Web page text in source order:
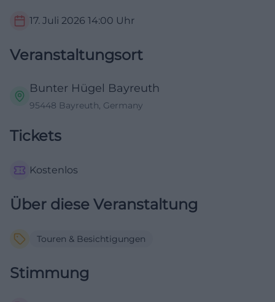
17. Juli 2026 14:00 Uhr
Veranstaltungsort
Bunter Hügel Bayreuth
95448 Bayreuth, Germany
Tickets
Kostenlos
Über diese Veranstaltung
Touren & Besichtigungen
Stimmung